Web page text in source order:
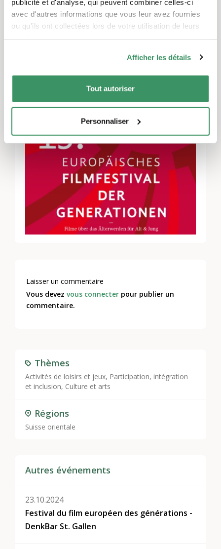
publicité et d'analyse, qui peuvent combiner celles-ci
avec d'autres informations que vous leur avez fournies
ou qu'ils ont collectées lors de votre utilisation de leurs
Afficher les détails
Tout autoriser
Personnaliser
Thèmes
Activités de loisirs et jeux, Participation, intégration
et inclusion, Culture et arts
Régions
Suisse orientale
Autres événements
23.10.2024
Festival du film européen des générations -
DenkBar St. Gallen
Ostschweizer Fachhochschule,ainsi que sur le
site web de la Gare de Lion.
Le Festival du film européen des générations
catholique de Fribourg et est soutenu
financièrement par le Pour-cent culturel
Migros, ainsi que par l’Office des affaires
sociales de St-Gall.
Laisser un commentaire
Vous devezvous connecter pour publier un
commentaire.